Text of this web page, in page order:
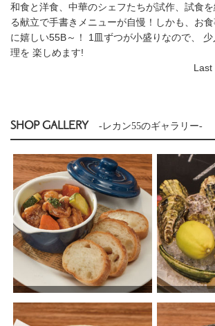
和食と洋食、中華のシェフたちが試作、試食
る献立で手書きメニューが自慢！しかも、お
に嬉しい55B～！ 1皿ずつが小盛りなので、
理を 楽しめます!
Last
SHOP GALLERY -レカン55のギャラリー-